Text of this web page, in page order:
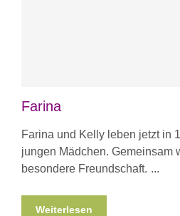
Farina
Farina und Kelly leben jetzt in
jungen Mädchen. Gemeinsam
besondere Freundschaft.
Weiterlesen